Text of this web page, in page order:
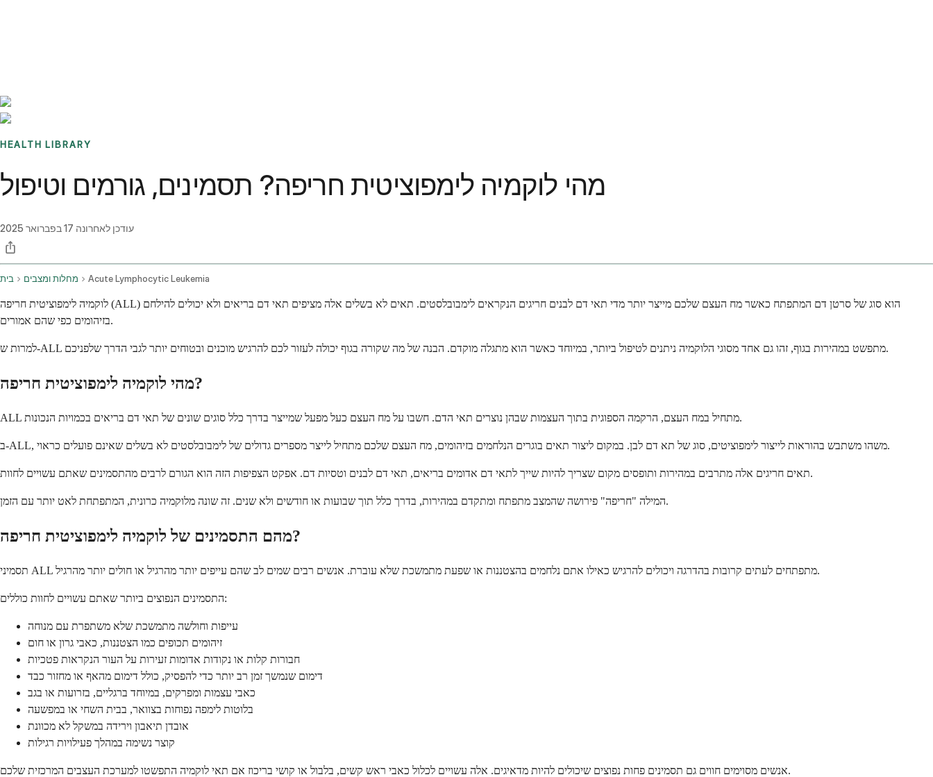
HEALTH LIBRARY
מהי לוקמיה לימפוציטית חריפה? תסמינים, גורמים וטיפול
עודכן לאחרונה 17 בפברואר 2025
בית מחלות ומצבים Acute Lymphocytic Leukemia
לוקמיה לימפוציטית חריפה (ALL) הוא סוג של סרטן דם המתפתח כאשר מח העצם שלכם מייצר יותר מדי תאי דם לבנים חריגים הנקראים לימבובלסטים. תאים לא בשלים אלה מציפים תאי דם בריאים ולא יכולים להילחם
בזיהומים כפי שהם אמורים.
למרות ש-ALL מתפשט במהירות בגוף, זהו גם אחד מסוגי הלוקמיה ניתנים לטיפול ביותר, במיוחד כאשר הוא מתגלה מוקדם. הבנה של מה שקורה בגוף יכולה לעזור לכם להרגיש מוכנים ובטוחים יותר לגבי הדרך שלפניכם.
מהי לוקמיה לימפוציטית חריפה?
ALL מתחיל במח העצם, הרקמה הספוגית בתוך העצמות שבהן נוצרים תאי הדם. חשבו על מח העצם כעל מפעל שמייצר בדרך כלל סוגים שונים של תאי דם בריאים בכמויות הנכונות.
ב-ALL, משהו משתבש בהוראות לייצור לימפוציטים, סוג של תא דם לבן. במקום ליצור תאים בוגרים הנלחמים בזיהומים, מח העצם שלכם מתחיל לייצר מספרים גדולים של לימבובלסטים לא בשלים שאינם פועלים כראוי.
תאים חריגים אלה מתרבים במהירות ותופסים מקום שצריך להיות שייך לתאי דם אדומים בריאים, תאי דם לבנים וטסיות דם. אפקט הצפיפות הזה הוא הגורם לרבים מהתסמינים שאתם עשויים לחוות.
המילה "חריפה" פירושה שהמצב מתפתח ומתקדם במהירות, בדרך כלל תוך שבועות או חודשים ולא שנים. זה שונה מלוקמיה כרונית, המתפתחת לאט יותר עם הזמן.
מהם התסמינים של לוקמיה לימפוציטית חריפה?
תסמיני ALL מתפתחים לעתים קרובות בהדרגה ויכולים להרגיש כאילו אתם נלחמים בהצטננות או שפעת מתמשכת שלא עוברת. אנשים רבים שמים לב שהם עייפים יותר מהרגיל או חולים יותר מהרגיל.
התסמינים הנפוצים ביותר שאתם עשויים לחוות כוללים:
עייפות וחולשה מתמשכת שלא משתפרת עם מנוחה
זיהומים תכופים כמו הצטננות, כאבי גרון או חום
חבורות קלות או נקודות אדומות זעירות על העור הנקראות פטכיות
דימום שנמשך זמן רב יותר כדי להפסיק, כולל דימום מהאף או מחזור כבד
כאבי עצמות ומפרקים, במיוחד ברגליים, בזרועות או בגב
בלוטות לימפה נפוחות בצוואר, בבית השחי או במפשעה
אובדן תיאבון וירידה במשקל לא מכוונת
קוצר נשימה במהלך פעילויות רגילות
אנשים מסוימים חווים גם תסמינים פחות נפוצים שיכולים להיות מדאיגים. אלה עשויים לכלול כאבי ראש קשים, בלבול או קושי בריכוז אם תאי לוקמיה התפשטו למערכת העצבים המרכזית שלכם.